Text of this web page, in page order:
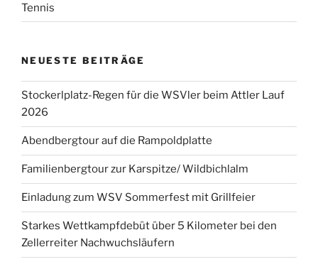
Tennis
NEUESTE BEITRÄGE
Stockerlplatz-Regen für die WSVler beim Attler Lauf
2026
Abendbergtour auf die Rampoldplatte
Familienbergtour zur Karspitze/ Wildbichlalm
Einladung zum WSV Sommerfest mit Grillfeier
Starkes Wettkampfdebüt über 5 Kilometer bei den
Zellerreiter Nachwuchsläufern